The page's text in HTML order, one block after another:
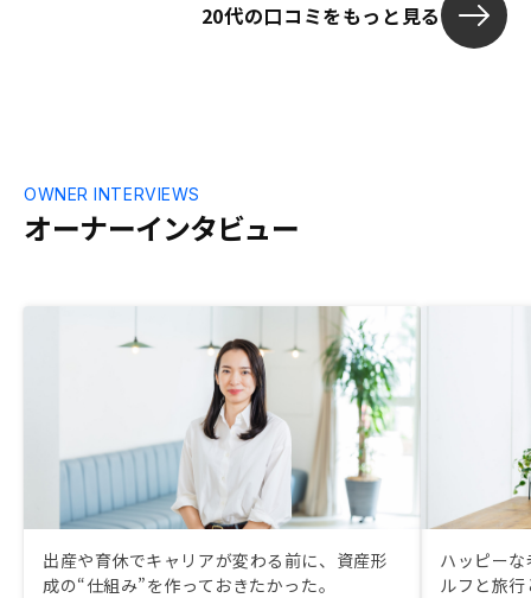
20代の口コミをもっと見る
オーナーインタビュー
OWNER INTERVIEWS
出産や育休でキャリアが変わる前に、資産形
成の“仕組み”を作っておきたかった。
ハッピー
ルフと旅